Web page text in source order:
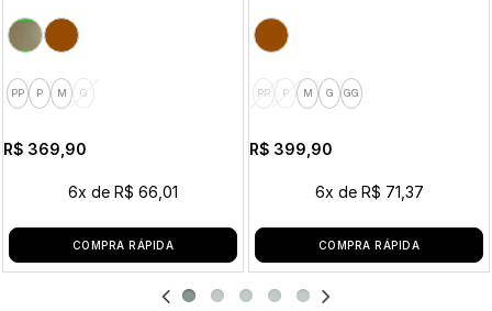
PP P M G
R$ 369,90
6x de R$ 66,01
COMPRA RÁPIDA
PP P M G GG
R$ 399,90
6x de R$ 71,37
COMPRA RÁPIDA